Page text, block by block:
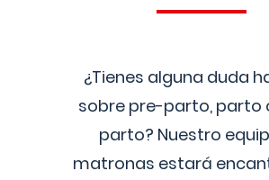
¿Tienes alguna duda
sobre pre-parto, parto
parto? Nuestro
matronas estará